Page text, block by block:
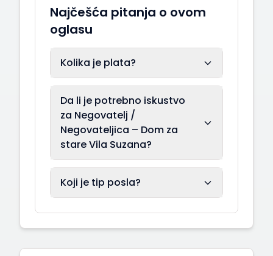
Najčešća pitanja o ovom
oglasu
Kolika je plata?
Da li je potrebno iskustvo
za Negovatelj /
Negovateljica – Dom za
stare Vila Suzana?
Koji je tip posla?